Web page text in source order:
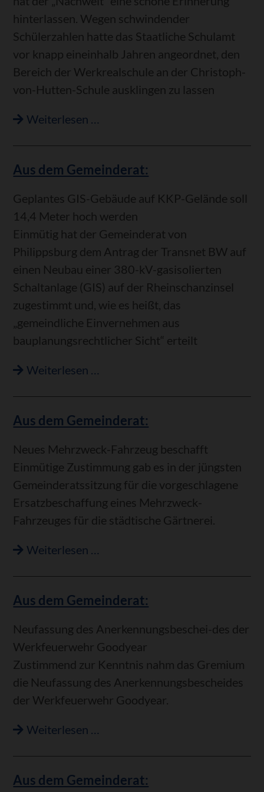
hinterlassen. Wegen schwindender
Schülerzahlen hatte das Staatliche Schulamt
vor knapp eineinhalb Jahren angeordnet, den
Bereich der Werkrealschule an der Christoph-
von-Hutten-Schule ausklingen zu lassen
Weiterlesen …
an
Auflösung
der
Werkrealschule
Aus dem Gemeinderat:
Geplantes GIS-Gebäude auf KKP-Gelände soll
14,4 Meter hoch werden
Einmütig hat der Gemeinderat von
Philippsburg dem Antrag der Transnet BW auf
einen Neubau einer 380-kV-gasisolierten
Schaltanlage (GIS) auf der Rheinschanzinsel
zugestimmt und, wie es heißt, das
„gemeindliche Einvernehmen aus
bauplanungsrechtlicher Sicht“ erteilt
Weiterlesen …
Aus dem Gemeinderat:
Neues Mehrzweck-Fahrzeug beschafft
Einmütige Zustimmung gab es in der jüngsten
Gemeinderatssitzung für die vorgeschlagene
Ersatzbeschaffung eines Mehrzweck-
Fahrzeuges für die städtische Gärtnerei.
Weiterlesen …
Aus dem Gemeinderat:
Neufassung des Anerkennungsbeschei-des der
Werkfeuerwehr Goodyear
Zustimmend zur Kenntnis nahm das Gremium
die Neufassung des Anerkennungsbescheides
der Werkfeuerwehr Goodyear.
Weiterlesen …
Aus dem Gemeinderat: